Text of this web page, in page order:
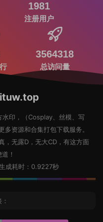
1981
注册用户
3564318
总访问量
印，（Cosplay、丝模、写
资源和合集打包下载服务。
，无露D，无大CD，有这方面
！
成耗时：0.9227秒